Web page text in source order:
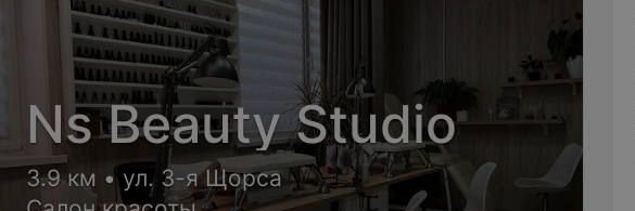
Ns Beauty Studio
3.9 км • ул. 3-я Щорса